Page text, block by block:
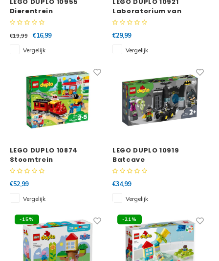
LEGO DUPLO 10955
Dierentrein
€19,99
€16,99
Vergelijk
LEGO DUPLO 10921
Laboratorium van
Superhelden
€29,99
Vergelijk
LEGO DUPLO 10874
Stoomtrein
€52,99
Vergelijk
LEGO DUPLO 10919
Batcave
€34,99
Vergelijk
-15% -21%